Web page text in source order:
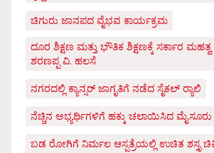
ಚಿಗುರು ಜಾನಪದ ವೈಭವ ಕಾರ್ಯಕ್ರಮ
ದೂರ ಶಿಕ್ಷಣ ಮತ್ತು ಭೌತಿಕ ಶಿಕ್ಷಣಕ್ಕೆ ಸರ್ಕಾರ ಮಹತ್ವ
ಶರಣಪ್ಪ ವಿ. ಹಲಸೆ
ನಗರದಲ್ಲಿ ಕ್ಯಾನ್ಸರ್ ಜಾಗೃತಿಗೆ ನಡೆದ ಸೈಕಲ್ ರ್‍ಯಾಲಿ
ನೆಚ್ಚಿನ ಅಭ್ಯರ್ಥಿಗಳಿಗೆ ಹಕ್ಕು ಚಲಾಯಿಸಿದ
ಬಡ ರೋಗಿಗೆ ನಿರ್ಮಲ ಆಸ್ಪತ್ರೆಯಲ್ಲಿ ಉಚಿತ ಶಸ್ತೃ